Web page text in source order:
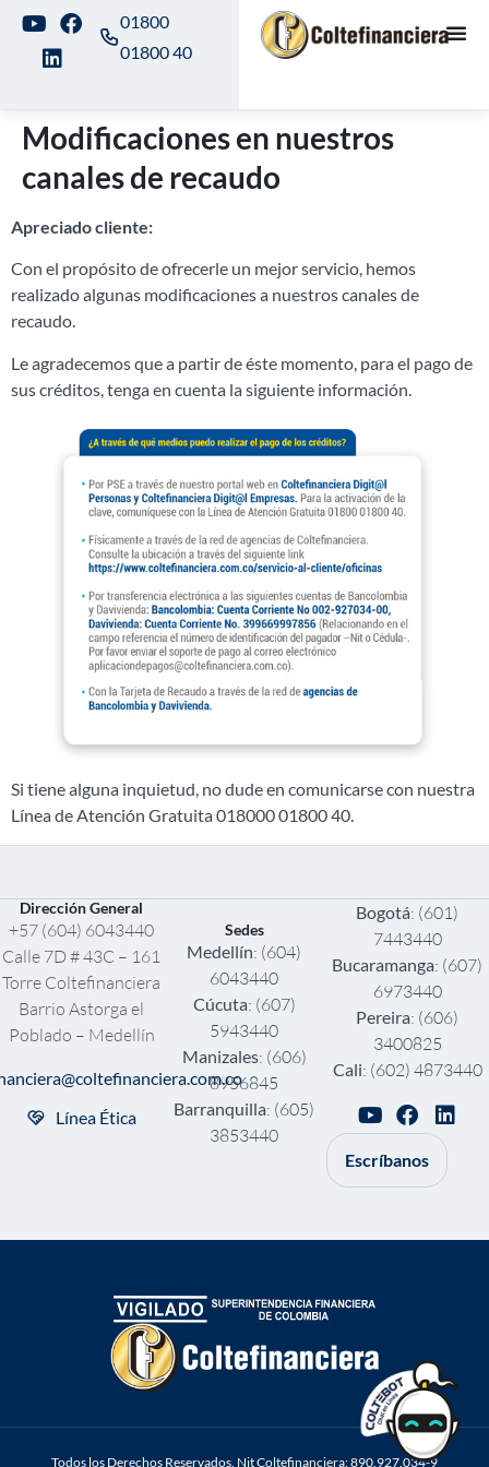
01800
01800 40
Modificaciones en nuestros
canales de recaudo
Apreciado cliente:
Con el propósito de ofrecerle un mejor servicio, hemos
realizado algunas modificaciones a nuestros canales de
recaudo.
Le agradecemos que a partir de éste momento, para el pago de
sus créditos, tenga en cuenta la siguiente información.
Si tiene alguna inquietud, no dude en comunicarse con nuestra
Línea de Atención Gratuita 018000 01800 40.
Dirección General
+57 (604) 6043440
Calle 7D # 43C – 161
Torre Coltefinanciera
Barrio Astorga el
Poblado – Medellín
Línea Ética
Sedes
Medellín: (604)
6043440
Cúcuta: (607)
5943440
Manizales: (606)
8956845
Barranquilla: (605)
3853440
Bogotá: (601)
7443440
Bucaramanga: (607)
6973440
Pereira: (606)
3400825
Cali: (602) 4873440
Escríbanos
Todos los Derechos Reservados. Nit Coltefinanciera: 890.927.034-9